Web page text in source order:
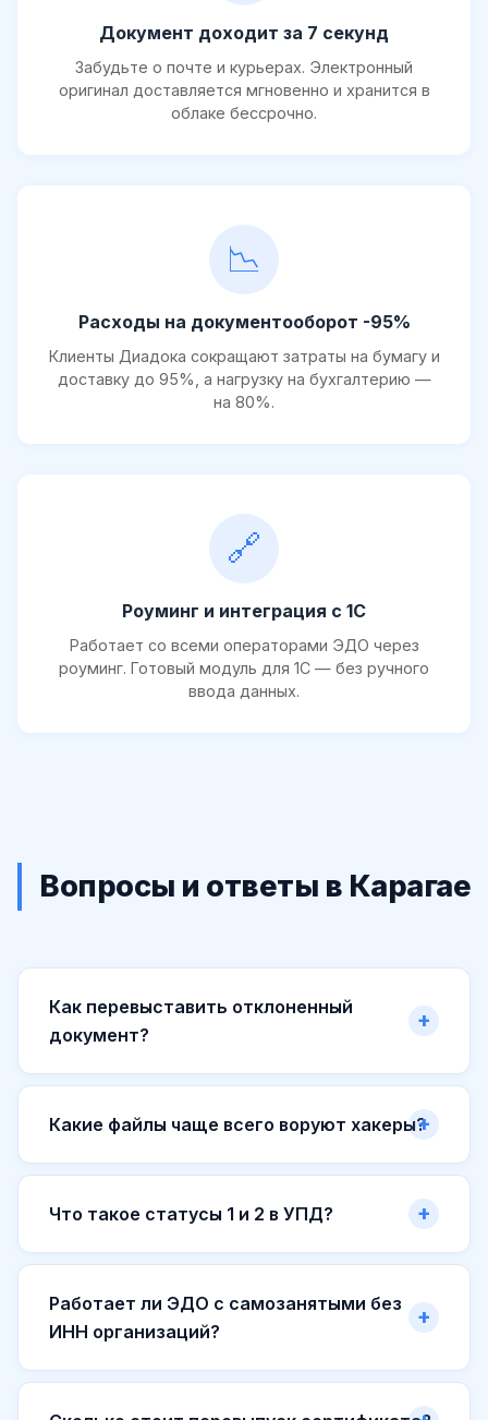
Документ доходит за 7 секунд
Забудьте о почте и курьерах. Электронный
оригинал доставляется мгновенно и хранится в
облаке бессрочно.
📉
Расходы на документооборот -95%
Клиенты Диадока сокращают затраты на бумагу и
доставку до 95%, а нагрузку на бухгалтерию —
на 80%.
🔗
Роуминг и интеграция с 1С
Работает со всеми операторами ЭДО через
роуминг. Готовый модуль для 1С — без ручного
ввода данных.
Вопросы и ответы в Карагае
Как перевыставить отклоненный
документ?
Какие файлы чаще всего воруют хакеры?
Что такое статусы 1 и 2 в УПД?
Работает ли ЭДО с самозанятыми без
ИНН организаций?